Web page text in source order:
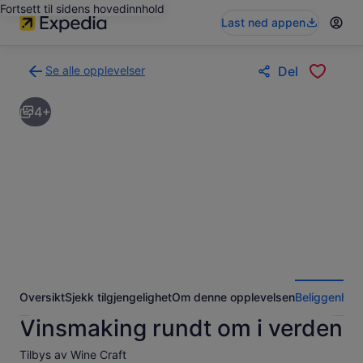
Fortsett til sidens hovedinnhold
Last ned appen
Se alle opplevelser
til
søkeresultatsiden
med
Del
4+
OversiktSjekk tilgjengelighetOm denne opplevelsenBeliggenhet
Vinsmaking rundt om i verden
Tilbys av Wine Craft